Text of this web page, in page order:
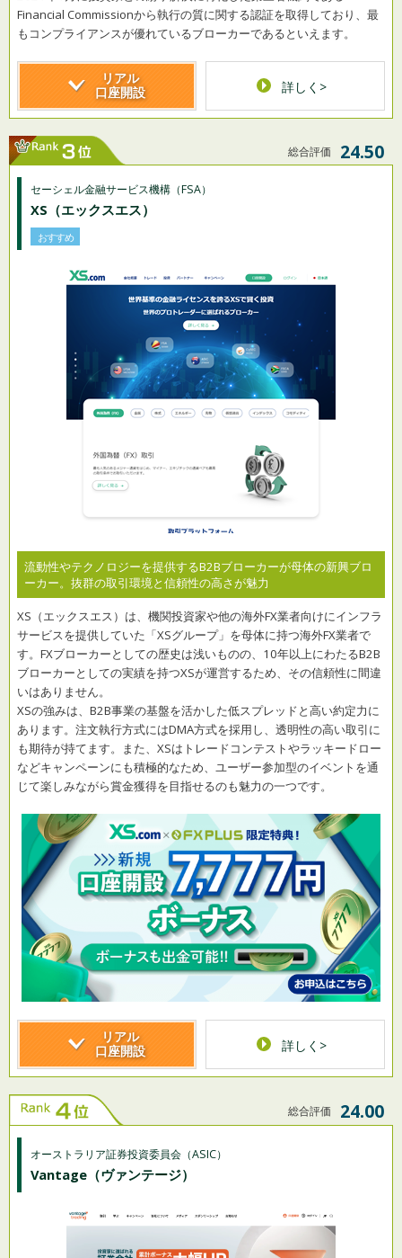
Financial Commissionから執行の質に関する認証を取得しており、最
もコンプライアンスが優れているブローカーであるといえます。
リアル
口座開設
詳しく>
総合評価 24.50
セーシェル金融サービス機構（FSA）
おすすめ
XS（エックスエス）
流動性やテクノロジーを提供するB2Bブローカーが母体の新興ブロ
ーカー。抜群の取引環境と信頼性の高さが魅力
XS（エックスエス）は、機関投資家や他の海外FX業者向けにインフラ
サービスを提供していた「XSグループ」を母体に持つ海外FX業者で
す。FXブローカーとしての歴史は浅いものの、10年以上にわたるB2B
ブローカーとしての実績を持つXSが運営するため、その信頼性に間違
いはありません。
XSの強みは、B2B事業の基盤を活かした低スプレッドと高い約定力に
あります。注文執行方式にはDMA方式を採用し、透明性の高い取引に
も期待が持てます。また、XSはトレードコンテストやラッキードロー
などキャンペーンにも積極的なため、ユーザー参加型のイベントを通
じて楽しみながら賞金獲得を目指せるのも魅力の一つです。
リアル
口座開設
詳しく>
総合評価 24.00
オーストラリア証券投資委員会（ASIC）
Vantage （ヴァンテージ）